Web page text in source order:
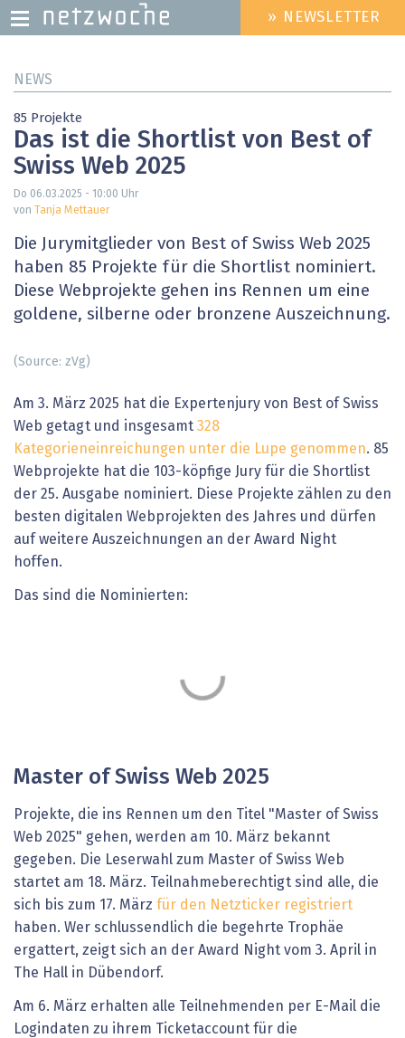
zum
HEADER
MENU
» NEWSLETTER
NEWS
85 Projekte
Das ist die Shortlist von Best of
Swiss Web 2025
Do 06.03.2025 - 10:00 Uhr
von
Tanja Mettauer
Die Jurymitglieder von Best of Swiss Web 2025
haben 85 Projekte für die Shortlist nominiert.
Diese Webprojekte ­gehen ins Rennen um eine
goldene, silberne oder bronzene Auszeichnung.
(Source: zVg)
Am 3. März 2025 hat die Expertenjury von Best of Swiss
Web getagt und insgesamt 328
Kategorieneinreichungen unter die Lupe genommen. 85
Webprojekte hat die 103-köpfige Jury für die Shortlist
der 25. Ausgabe nominiert. Diese Projekte zählen zu den
besten digitalen Webprojekten des Jahres und dürfen
auf weitere Auszeichnungen an der Award Night
hoffen.
Das sind die Nominierten:
Master of Swiss Web 2025
Projekte, die ins Rennen um den Titel "Master of Swiss
Web 2025" gehen, werden am 10. März bekannt
gegeben. Die Leserwahl zum Master of Swiss Web
startet am 18. März. Teilnahmeberechtigt sind alle, die
sich bis zum 17. März für den Netzticker registriert
haben. Wer schlussendlich die begehrte Trophäe
ergattert, zeigt sich an der Award Night vom 3. April in
The Hall in Dübendorf.
Am 6. März erhalten alle Teilnehmenden per E-Mail die
Logindaten zu ihrem Ticketaccount für die